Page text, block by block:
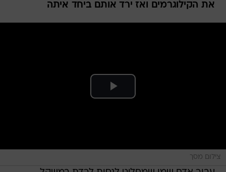
את הקילוגרמים ואז ירד אותם ביחד איתה
צילום מסך